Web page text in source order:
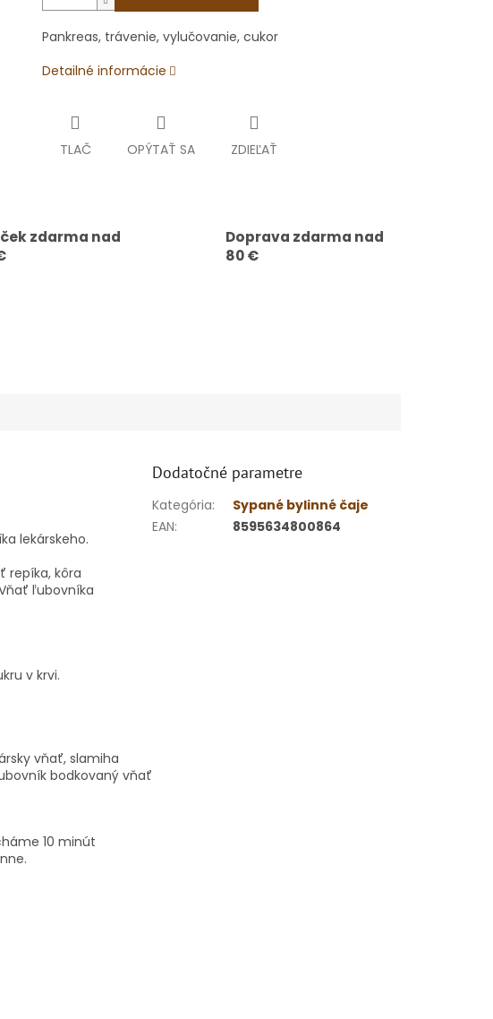
Pankreas, trávenie, vylučovanie, cukor
Detailné informácie
TLAČ OPÝTAŤ SA ZDIEĽAŤ
zdarma nad
Doprava zdarma nad
80 €
lekárskeho.
repíka, kôra
ľubovníka
v krvi.
vňať, slamiha
bodkovaný vňať
10 minút
Dodatočné parametre
Kategória:
Sypané bylinné čaje
EAN: 8595634800864